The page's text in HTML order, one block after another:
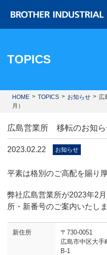
TOPICS
HOME TOPICS お知らせ
広
月）
広島営業所 移転のお知ら
2023.02.22 お知らせ
平素は格別のご高配を賜り
弊社広島営業所が2023年2
所・新番号のご案内いたしま
新住所
〒730-0051
広島市中区大手
B-1